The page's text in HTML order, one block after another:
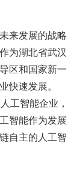
来发展的战略
为湖北省武汉
区和国家新一
快速发展。
工智能企业，
智能作为发展
自主的人工智